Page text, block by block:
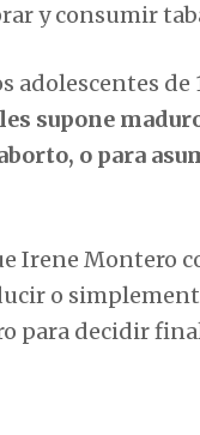
y consumir
adolescentes
supone
o para
Irene Montero
o
para decidir